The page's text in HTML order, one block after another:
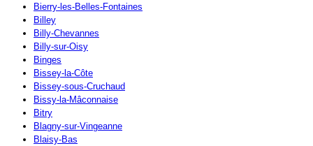
Bierry-les-Belles-Fontaines
Billey
Billy-Chevannes
Billy-sur-Oisy
Binges
Bissey-la-Côte
Bissey-sous-Cruchaud
Bissy-la-Mâconnaise
Bitry
Blagny-sur-Vingeanne
Blaisy-Bas